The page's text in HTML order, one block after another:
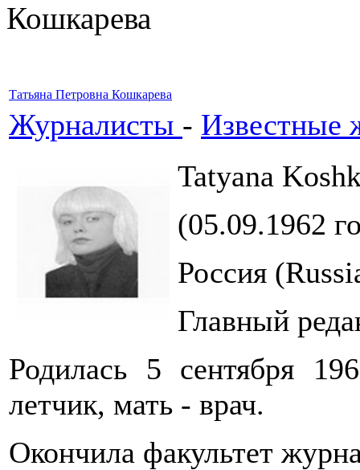
Кошкарева
Татьяна Петровна Кошкарева
Журналисты - Известные
Tatyana
(05.09.1962
Россия
Главный
Родилась 5 сентября
летчик, мать - врач.
Окончила факультет